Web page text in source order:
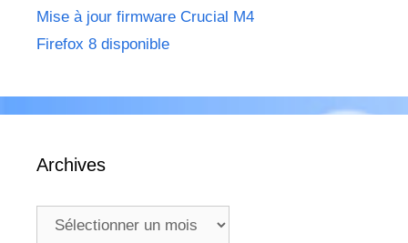
Mise à jour firmware Crucial M4
Firefox 8 disponible
Archives
Archives